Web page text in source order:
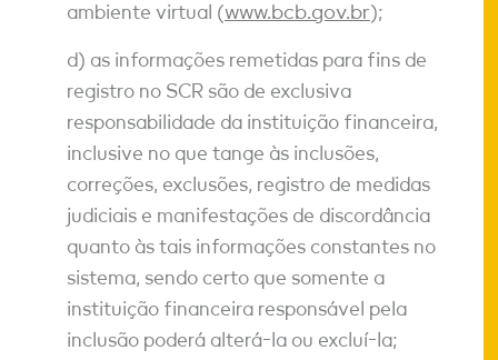
ambiente virtual (www.bcb.gov.br);
d) as informações remetidas para fins de
registro no SCR são de exclusiva
responsabilidade da instituição financeira,
inclusive no que tange às inclusões,
correções, exclusões, registro de medidas
judiciais e manifestações de discordância
quanto às tais informações constantes no
sistema, sendo certo que somente a
instituição financeira responsável pela
inclusão poderá alterá-la ou excluí-la;